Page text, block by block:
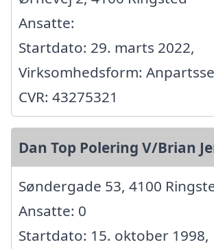
Ansatte:
Startdato: 29. marts 2022,
Virksomhedsform:
CVR: 43275321
Dan Top Polering V/Brian
Søndergade 53, 4100
Ansatte: 0
Startdato: 15. oktober 1998,